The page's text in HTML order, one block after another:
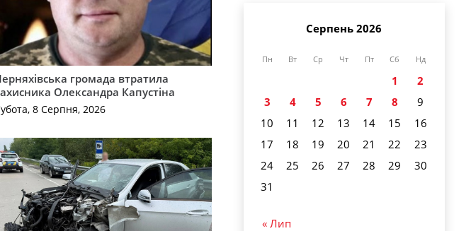
громада втратила
Олександра Капустіна
8 Серпня, 2026
Серпень 2026
Пн Вт Ср Чт Пт Сб Нд
1
2
3
4 5 6 7 8
9
10
11 12 13 14 15
16
17
18 19 20 21 22
23
24
25 26 27 28 29
30
31
« Лип